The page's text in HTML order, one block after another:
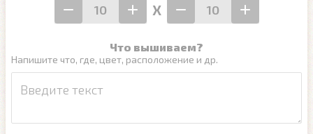
Х
Что вышиваем?
Напишите что, где, цвет, расположение и др.